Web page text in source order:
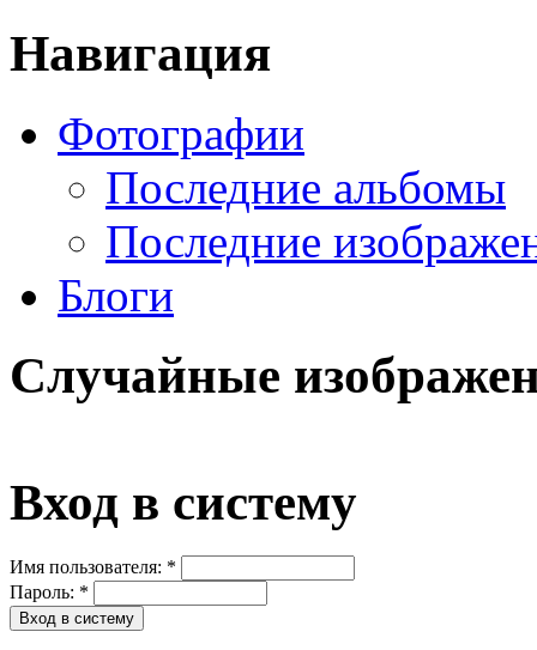
Навигация
Фотографии
Последние альбомы
Последние
Блоги
Случайные
Вход в систему
Имя пользователя: *
Пароль: *